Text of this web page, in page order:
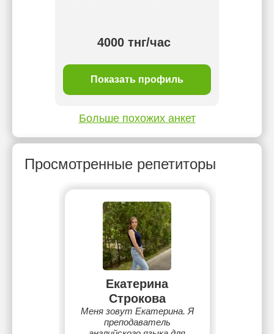
4000 тнг/час
Показать профиль
Больше похожих анкет
Просмотренные репетиторы
Екатерина
Строкова
Меня зовут Екатерина. Я
преподаватель